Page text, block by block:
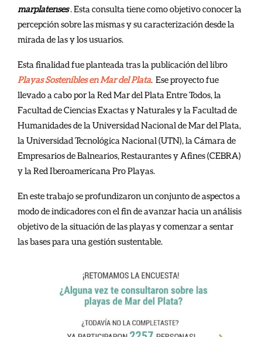
marplatenses. Esta consulta tiene como objetivo conocer la
percepción sobre las mismas y su caracterización desde la
mirada de las y los usuarios.
Esta finalidad fue planteada tras la publicación del libro
Playas Sostenibles en Mar del Plata. Ese proyecto fue
llevado a cabo por la Red Mar del Plata Entre Todos, la
Facultad de Ciencias Exactas y Naturales y la Facultad de
Humanidades de la Universidad Nacional de Mar del Plata,
la Universidad Tecnológica Nacional (UTN), la Cámara de
Empresarios de Balnearios, Restaurantes y Afines (CEBRA)
y la Red Iberoamericana Pro Playas.
En este trabajo se profundizaron un conjunto de aspectos a
modo de indicadores con el fin de avanzar hacia un análisis
objetivo de la situación de las playas y comenzar a sentar
las bases para una gestión sustentable.